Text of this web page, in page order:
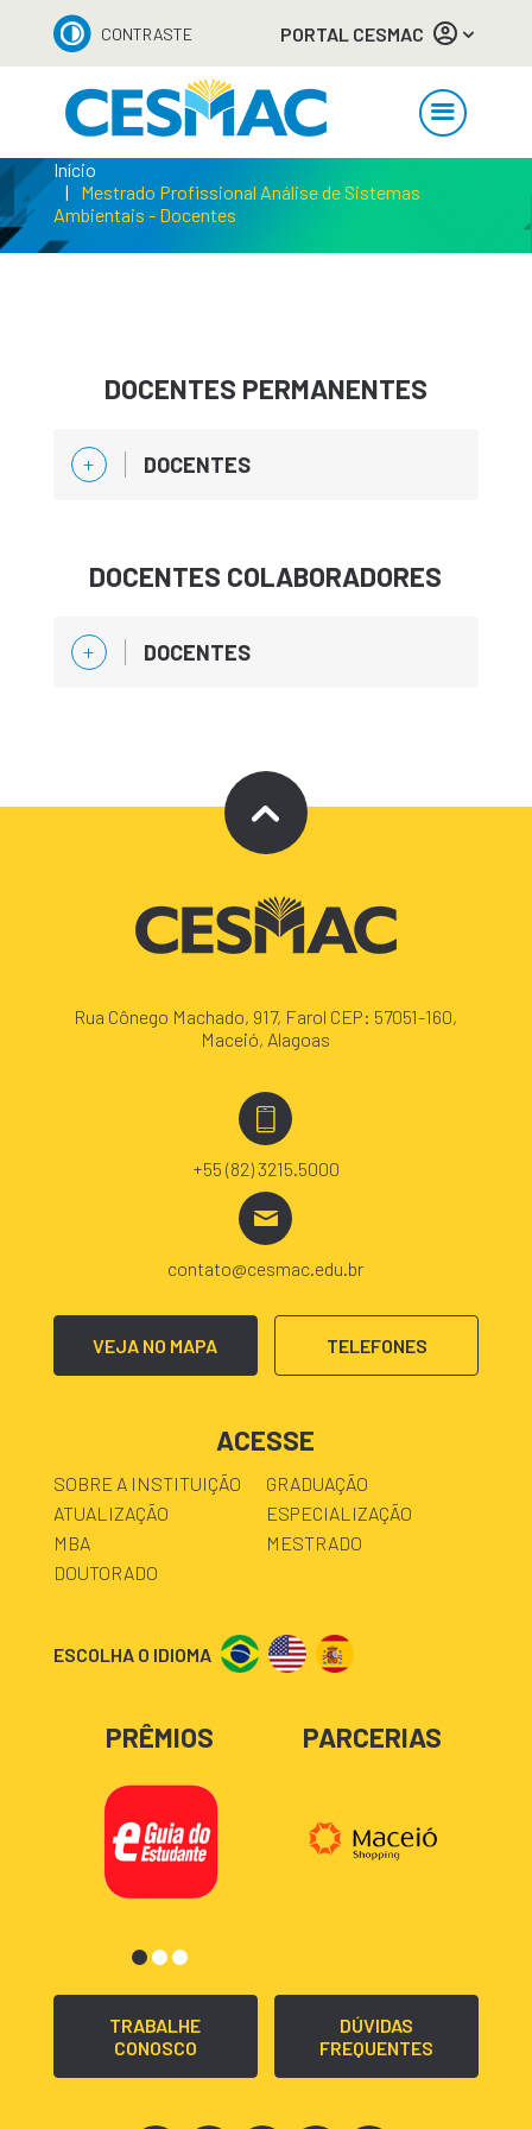
CONTRASTE PORTAL CESMAC
Início
Mestrado Profissional Análise de Sistemas
Ambientais - Docentes
DOCENTES PERMANENTES
DOCENTES
DOCENTES COLABORADORES
DOCENTES
Rua Cônego Machado, 917, Farol CEP: 57051-160,
Maceió, Alagoas
+55 (82) 3215.5000
contato@cesmac.edu.br
VEJA NO MAPA TELEFONES
ACESSE
SOBRE A INSTITUIÇÃO
GRADUAÇÃO
ATUALIZAÇÃO
ESPECIALIZAÇÃO
MBA
MESTRADO
DOUTORADO
ESCOLHA O IDIOMA
PRÊMIOS PARCERIAS
TRABALHE
CONOSCO
DÚVIDAS
FREQUENTES